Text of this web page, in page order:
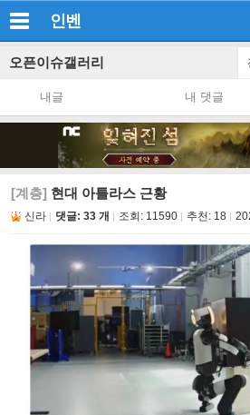
인벤
오픈이슈갤러리
내글 내 댓글
[계층] 현대 아틀라스 근황
신라 댓글: 33 개 조회: 11590 추천: 18